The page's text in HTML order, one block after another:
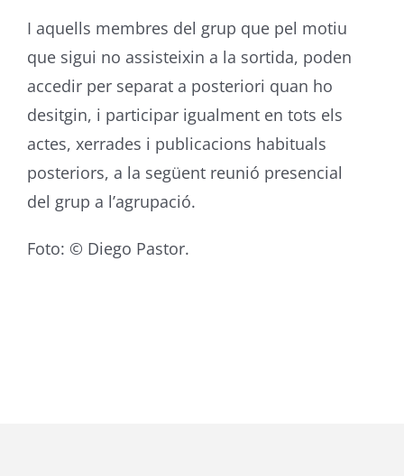
I aquells membres del grup que pel motiu
que sigui no assisteixin a la sortida, poden
accedir per separat a posteriori quan ho
desitgin, i participar igualment en tots els
actes, xerrades i publicacions habituals
posteriors, a la següent reunió presencial
del grup a l’agrupació.
Foto: © Diego Pastor.